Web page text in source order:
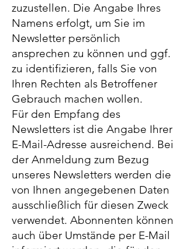
zuzustellen. Die Angabe Ihres
Namens erfolgt, um Sie im
Newsletter persönlich
ansprechen zu können und ggf.
zu identifizieren, falls Sie von
Ihren Rechten als Betroffener
Gebrauch machen wollen.
Für den Empfang des
Newsletters ist die Angabe Ihrer
E-Mail-Adresse ausreichend. Bei
der Anmeldung zum Bezug
unseres Newsletters werden die
von Ihnen angegebenen Daten
ausschließlich für diesen Zweck
verwendet. Abonnenten können
auch über Umstände per E-Mail